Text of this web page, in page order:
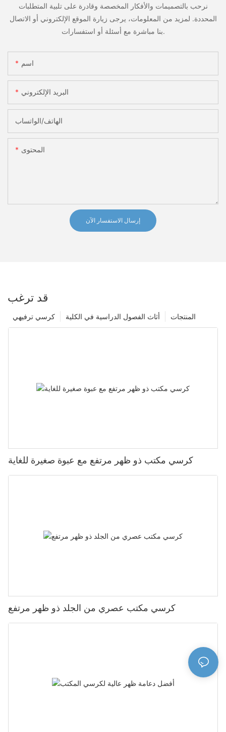
نرحب بالتصميمات والأفكار المخصصة وقادرة على تلبية المتطلبات
المحددة. لمزيد من المعلومات، يرجى زيارة الموقع الإلكتروني أو الاتصال
بنا مباشرة مع أسئلة أو استفسارات.
اسم
البريد الإلكتروني
الهاتف/الواتساب
المحتوى
إرسال الاستفسار الآن
قد ترغب
المنتجات أثاث الفصول الدراسية في الكلية كرسي ترفيهي
كرسي مكتب ذو ظهر مرتفع مع عبوة صغيرة للغاية
كرسي مكتب عصري من الجلد ذو ظهر مرتفع